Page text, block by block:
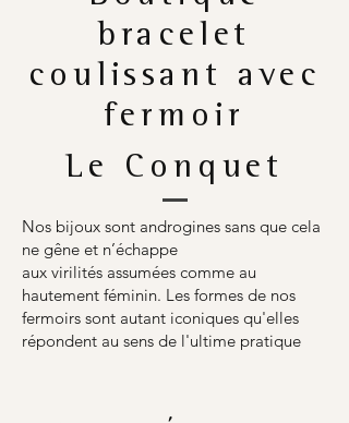
bracelet
coulissant avec
fermoir
Le Conquet
Nos bijoux sont androgines sans que cela
ne gêne et n’échappe
aux virilités assumées comme au
hautement féminin. Les formes de nos
fermoirs sont autant iconiques qu'elles
répondent au sens de l'ultime pratique